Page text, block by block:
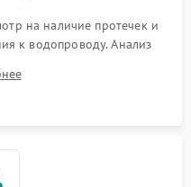
на наличие протечек и
к водопроводу. Анализ
нагрева, вращения
системы защиты